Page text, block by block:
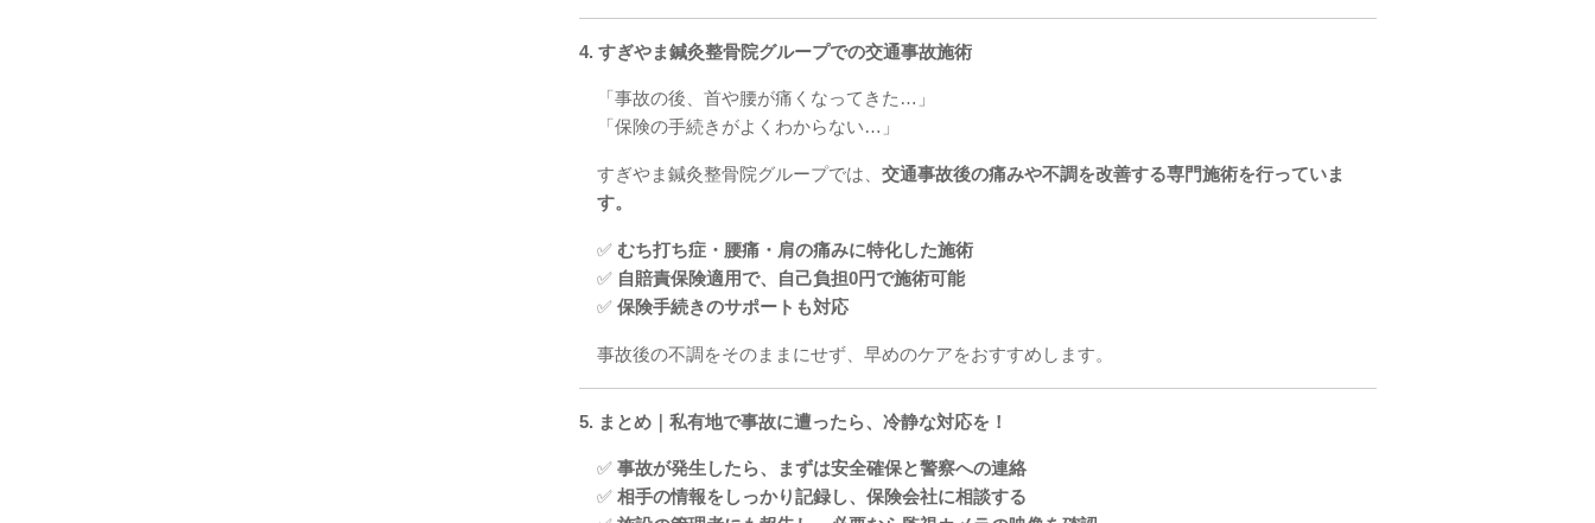
4. すぎやま鍼灸整骨院グループでの交通事故施術
「事故の後、首や腰が痛くなってきた…」
「保険の手続きがよくわからない…」
すぎやま鍼灸整骨院グループでは、 交通事故後の痛みや不調を改善する専門施術を行っていま
す。
✅ むち打ち症・腰痛・肩の痛みに特化した施術
✅ 自賠責保険適用で、自己負担0円で施術可能
✅ 保険手続きのサポートも対応
事故後の不調をそのままにせず、早めのケアをおすすめします。
5. まとめ｜私有地で事故に遭ったら、冷静な対応を！
✅ 事故が発生したら、まずは安全確保と警察への連絡
✅ 相手の情報をしっかり記録し、保険会社に相談する